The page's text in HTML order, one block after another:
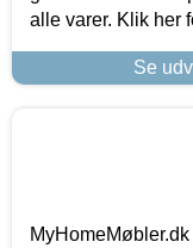
alle varer. Klik her
Se